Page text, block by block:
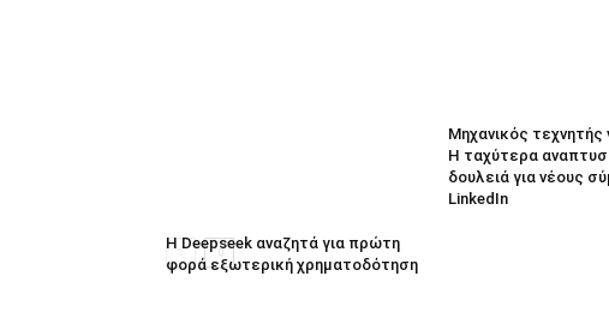
Η Deepseek αναζητά για πρώτη
φορά εξωτερική χρηματοδότηση
Μηχανικός τεχνητής
Η ταχύτερα
δουλειά για νέους
LinkedIn